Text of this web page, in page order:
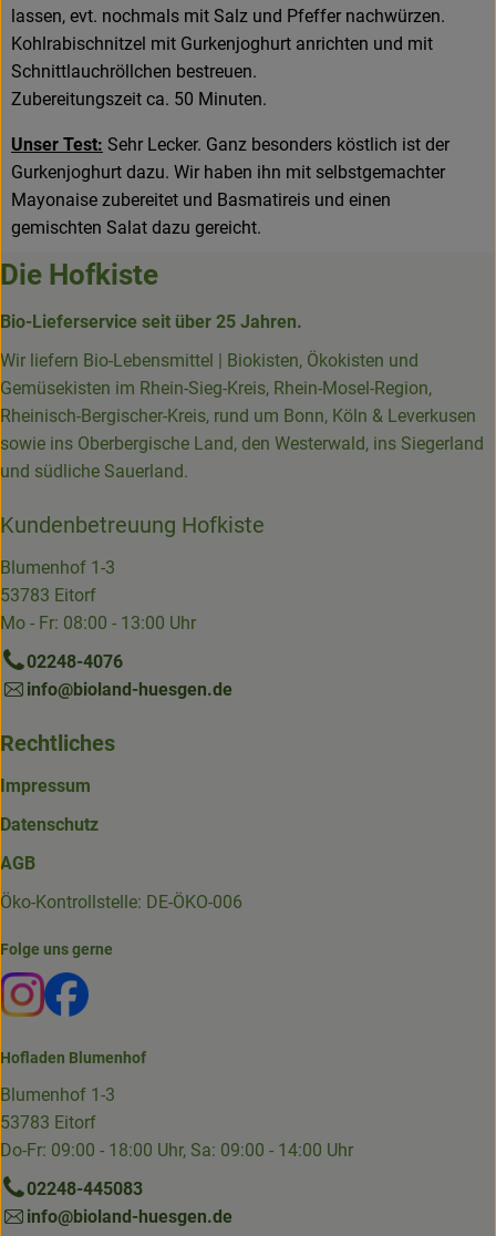
lassen, evt. nochmals mit Salz und Pfeffer nachwürzen.
Kohlrabischnitzel mit Gurkenjoghurt anrichten und mit
Schnittlauchröllchen bestreuen.
Zubereitungszeit ca. 50 Minuten.
Unser Test: Sehr Lecker. Ganz besonders köstlich ist der
Gurkenjoghurt dazu. Wir haben ihn mit selbstgemachter
Mayonaise zubereitet und Basmatireis und einen
gemischten Salat dazu gereicht.
Die Hofkiste
Bio-Lieferservice seit über 25 Jahren.
Wir liefern Bio-Lebensmittel | Biokisten, Ökokisten und
Gemüsekisten im Rhein-Sieg-Kreis, Rhein-Mosel-Region,
Rheinisch-Bergischer-Kreis, rund um Bonn, Köln & Leverkusen
sowie ins Oberbergische Land, den Westerwald, ins Siegerland
und südliche Sauerland.
Kundenbetreuung Hofkiste
Blumenhof 1-3
53783 Eitorf
Mo - Fr: 08:00 - 13:00 Uhr
02248-4076
info@bioland-huesgen.de
Rechtliches
Impressum
Datenschutz
AGB
Öko-Kontrollstelle: DE-ÖKO-006
Folge uns gerne
Externer Link zu https://www.instagram.com/die.hofkiste/
Externer Link zu https://www.facebook.com/p/Die-
Hofladen Blumenhof
Blumenhof 1-3
53783 Eitorf
Do-Fr: 09:00 - 18:00 Uhr, Sa: 09:00 - 14:00 Uhr
02248-445083
info@bioland-huesgen.de